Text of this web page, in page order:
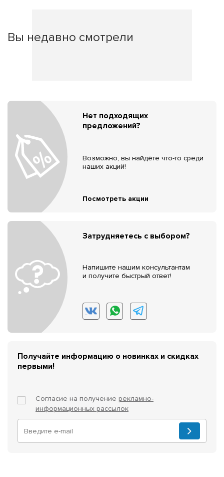
Вы недавно смотрели
Нет подходящих
предложений?
Возможно, вы найдёте что-то среди
наших акций!
Посмотреть акции
Затрудняетесь с выбором?
Напишите нашим консультантам
и получите быстрый ответ!
Получайте информацию о новинках и скидках
первыми!
Согласие на получение рекламно-
информационных рассылок